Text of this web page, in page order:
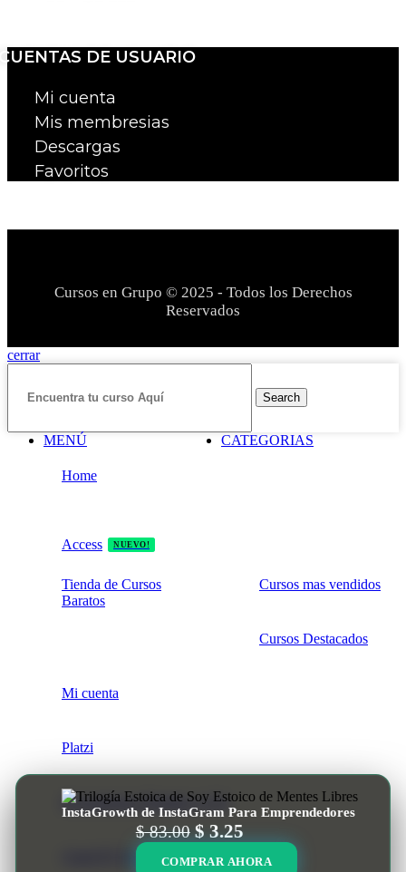
DE USUARIO
Mi cuenta
Mis membresias
Descargas
Favoritos
Cursos en Grupo © 2025 - Todos los Derechos
Reservados
cerrar
Search
MENÚ CATEGORIAS
Home
Access NUEVO!
Tienda de Cursos
Baratos
Cursos mas vendidos
Cursos Destacados
Mi cuenta
Platzi
Herramientas Digitales e IAS
ChatGPT Pro Ilimitado Mensual
InstaGrowth de InstaGram Para Emprendedores
$83.00 El
$ 3.25El
precio
COMPRAR AHORA